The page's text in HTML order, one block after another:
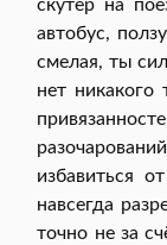
скутер на
автобус,
смелая, ты
нет никакого
избавиться
навсегда
точно не за